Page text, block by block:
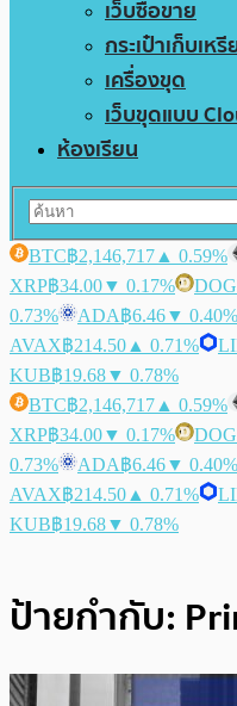
เว็บซื้อขาย
กระเป๋าเก็บเห
เครื่องขุด
เว็บขุดแบบ
ห้องเรียน
BTC฿2,146,717 ▲ 0.59%
XRP฿34.00▼ 0.17%
0.73%
ADA฿6.46▼ 0.40%
AVAX฿214.50 ▲ 0.71%
KUB฿19.68▼ 0.78%
BTC฿2,146,717 ▲ 0.59%
XRP฿34.00▼ 0.17%
0.73%
ADA฿6.46▼ 0.40%
AVAX฿214.50 ▲ 0.71%
KUB฿19.68▼ 0.78%
ป้ายกำกับ: